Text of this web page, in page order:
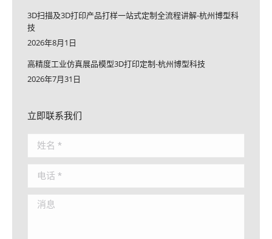
3D扫描及3D打印产品打样一站式定制全流程讲解-杭州博型科
技
2026年8月1日
高精度工业仿真展品模型3D打印定制-杭州博型科技
2026年7月31日
立即联系我们
姓名 *
电话 *
消息